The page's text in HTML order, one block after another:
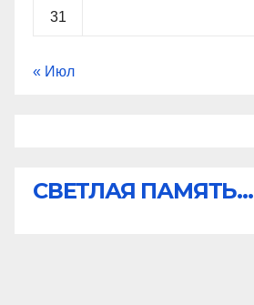
31
« Июл
СВЕТЛАЯ ПАМЯТЬ...